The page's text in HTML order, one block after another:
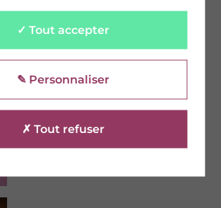
Bamby
Sheng
✓ Tout accepter
✎ Personnaliser
✗ Tout refuser